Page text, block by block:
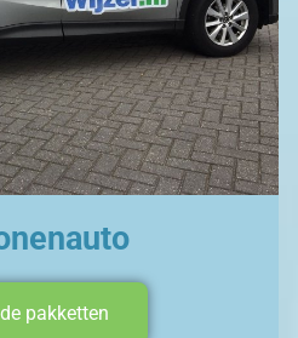
pakketten